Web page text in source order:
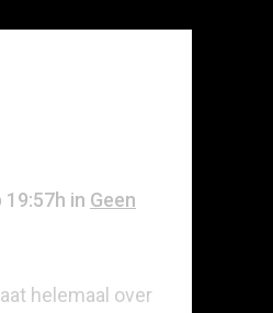
19:57h in Geen
helemaal over